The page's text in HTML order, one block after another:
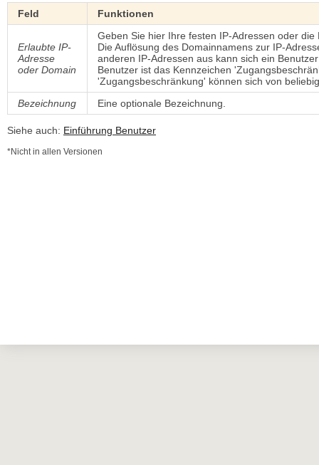
Feld Funktionen
Erlaubte IP-
Adresse
oder Domain
Geben Sie hier Ihre festen IP-Adressen oder
Die Auflösung des Domainnamens zur IP-
anderen IP-Adressen aus kann sich ein
Benutzer ist das Kennzeichen
'Zugangsbeschränkung' können sich von
Bezeichnung
Eine optionale Bezeichnung.
Siehe auch: Einführung Benutzer
*Nicht in allen Versionen